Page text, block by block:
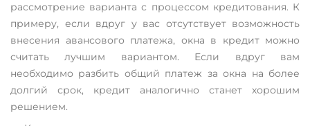
рассмотрение варианта с процессом кредитования. К
примеру, если вдруг у вас отсутствует возможность
внесения авансового платежа, окна в кредит можно
считать лучшим вариантом. Если вдруг вам
необходимо разбить общий платеж за окна на более
долгий срок, кредит аналогично станет хорошим
решением.